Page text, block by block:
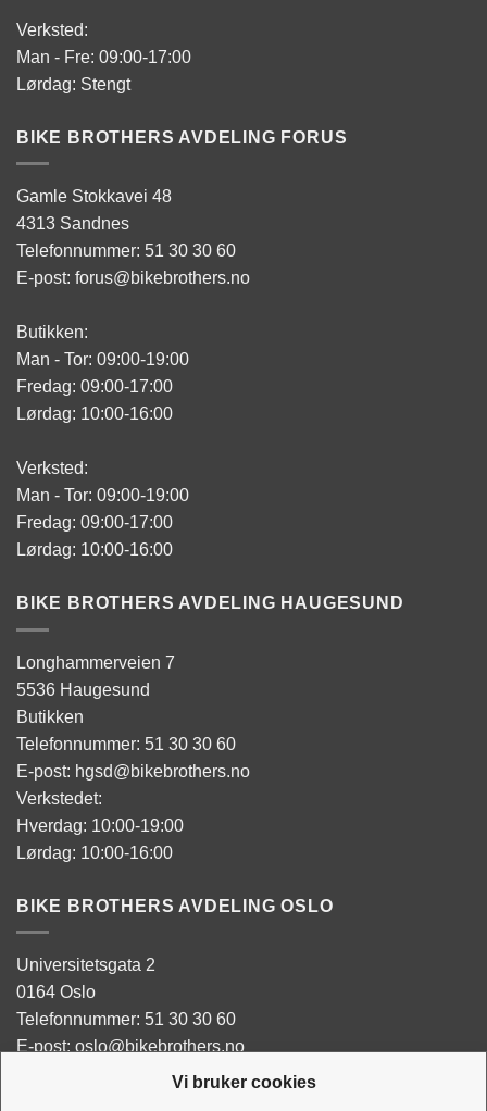
Vi bruker cookies
Verksted:
Man - Fre: 09:00-17:00
Lørdag: Stengt
BIKE BROTHERS AVDELING FORUS
Gamle Stokkavei 48
4313 Sandnes
Telefonnummer: 51 30 30 60
E-post: forus@bikebrothers.no
Butikken:
Man - Tor: 09:00-19:00
Fredag: 09:00-17:00
Lørdag: 10:00-16:00
Verksted:
Man - Tor: 09:00-19:00
Fredag: 09:00-17:00
Lørdag: 10:00-16:00
BIKE BROTHERS AVDELING HAUGESUND
Longhammerveien 7
5536 Haugesund
Butikken
Telefonnummer: 51 30 30 60
E-post: hgsd@bikebrothers.no
Verkstedet:
Hverdag: 10:00-19:00
Lørdag: 10:00-16:00
BIKE BROTHERS AVDELING OSLO
Universitetsgata 2
0164 Oslo
Telefonnummer: 51 30 30 60
E-post: oslo@bikebrothers.no